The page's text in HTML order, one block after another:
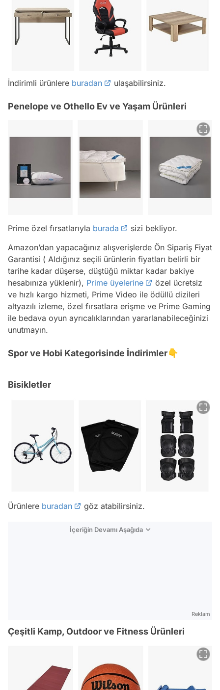
İndirimli ürünlere buradan ulaşabilirsiniz.
Penelope ve Othello Ev ve Yaşam Ürünleri
Prime özel fırsatlarıyla burada
sizi bekliyor.
Amazon’dan yapacağınız alışverişlerde Ön Sipariş Fiyat
Garantisi ( Aldığınız seçili ürünlerin fiyatları belirli bir
tarihe kadar düşerse, düştüğü miktar kadar bakiye
hesabınıza yüklenir), Prime üyelerine
özel ücretsiz
ve hızlı kargo hizmeti, Prime Video ile ödüllü dizileri
altyazılı izleme, özel fırsatlara erişme ve Prime Gaming
ile bedava oyun ayrıcalıklarından yararlanabileceğinizi
unutmayın.
Spor ve Hobi Kategorisinde İndirimler👇
Bisikletler
Ürünlere buradan göz atabilirsiniz.
İçeriğin Devamı Aşağıda
Reklam
Çeşitli Kamp, Outdoor ve Fitness Ürünleri